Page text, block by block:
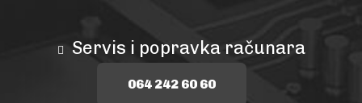
Servis i popravka računara
064 242 60 60